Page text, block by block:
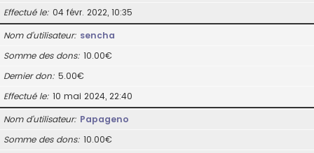
Effectué le 04 févr. 2022, 10:35
Nom d’utilisateur sencha
Somme des dons 10.00€
Dernier don 5.00€
Effectué le 10 mai 2024, 22:40
Nom d’utilisateur Papageno
Somme des dons 10.00€